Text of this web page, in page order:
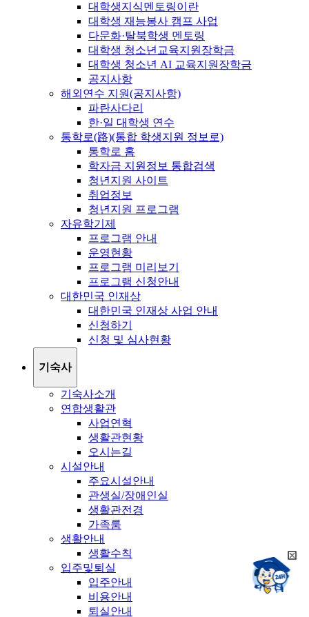
대학생지식멘토링이란
대학생 재능봉사 캠프 사업
다문화·탈북학생 멘토링
대학생 청소년교육지원장학금
대학생 청소년 AI 교육지원장학금
공지사항
해외연수 지원(공지사항)
파란사다리
한·일 대학생 연수
통학로(路)(통합 학생지원 정보로)
통학로 홈
학자금 지원정보 통합검색
청년지원 사이트
취업정보
청년지원 프로그램
자유학기제
프로그램 안내
운영현황
프로그램 미리보기
프로그램 신청안내
대한민국 인재상
대한민국 인재상 사업 안내
신청하기
신청 및 심사현황
기숙사
기숙사소개
연합생활관
사업연혁
생활관현황
오시는길
시설안내
주요시설안내
관생실/장애인실
생활관전경
가족룸
생활안내
생활수칙
입주및퇴실
입주안내
비용안내
퇴실안내
챗봇상담:
24시
채팅상담:
9시~18시
희